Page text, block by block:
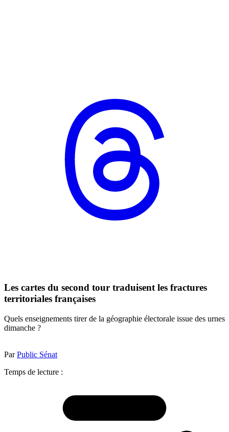
Les cartes du second tour traduisent les fractures
territoriales françaises
Quels enseignements tirer de la géographie électorale issue des urnes
dimanche ?
ParPublic Sénat
Temps de lecture :